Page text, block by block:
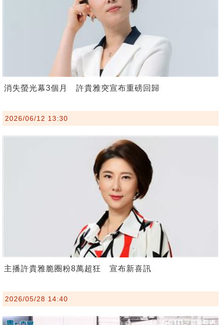
消失螢光幕3個月 許貴雅突宣布重磅回歸
2026/06/12 13:30
主播許貴雅脆圈粉8萬超狂 宣布新喜訊
2026/05/28 14:40